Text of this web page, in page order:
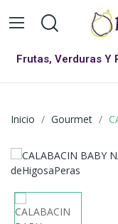
Frutas, Verduras Y
Inicio Gourmet